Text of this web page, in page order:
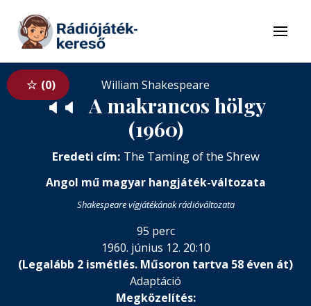
Tovább a tartalomhoz
Menü
0 William Shakespeare
🔈 🔈
A makrancos hölgy
(1960)
Eredeti cím: The Taming of the Shrew
Angol mű magyar hangjáték-változata
Shakespeare vígjátékának rádióváltozata
95 perc
1960. június 12. 20:10
(Legalább 2 ismétlés. Műsoron tartva 58 éven át)
Adaptáció
Megközelítés: